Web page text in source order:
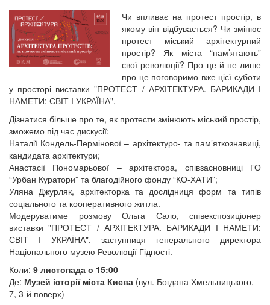
Чи впливає на протест простір, в
якому він відбувається? Чи змінює
протест міський архітектурний
простір? Як міста “пам’ятають”
свої революції? Про це й не лише
про це поговоримо вже цієї суботи
у просторі виставки "ПРОТЕСТ / АРХІТЕКТУРА. БАРИКАДИ І
НАМЕТИ: СВІТ І УКРАЇНА".
Дізнатися більше про те, як протести змінюють міський простір,
зможемо під час дискусії:
Наталії Кондель-Пермінової – архітектуро- та пам’яткознавиці,
кандидата архітектури;
Анастасії Пономарьової – архітектора, співзасновниці ГО
“Урбан Куратори” та благодійного фонду “КО-ХАТИ”;
Уляна Джурляк, архітекторка та дослідниця форм та типів
соціального та кооперативного житла.
Модеруватиме розмову Ольга Сало, співекспозиціонер
виставки "ПРОТЕСТ / АРХІТЕКТУРА. БАРИКАДИ І НАМЕТИ:
СВІТ І УКРАЇНА", заступниця генерального директора
Національного музею Революції Гідності.
Коли: 9 листопада о 15:00
Де: Музей історії міста Києва (вул. Богдана Хмельницького,
7, 3-й поверх)